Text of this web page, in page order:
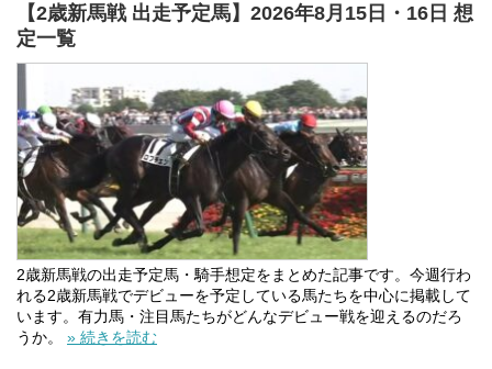
【2歳新馬戦 出走予定馬】2026年8月15日・16日 想
定一覧
2歳新馬戦の出走予定馬・騎手想定をまとめた記事です。今週行わ
れる2歳新馬戦でデビューを予定している馬たちを中心に掲載して
います。有力馬・注目馬たちがどんなデビュー戦を迎えるのだろ
うか。 » 続きを読む